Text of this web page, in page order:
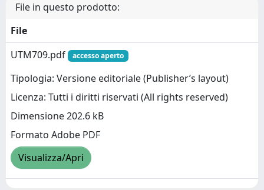
File in questo prodotto:
File
UTM709.pdf
accesso aperto
Tipologia: Versione editoriale (Publisher’s layout)
Licenza: Tutti i diritti riservati (All rights reserved)
Dimensione 202.6 kB
Formato Adobe PDF
Visualizza/Apri